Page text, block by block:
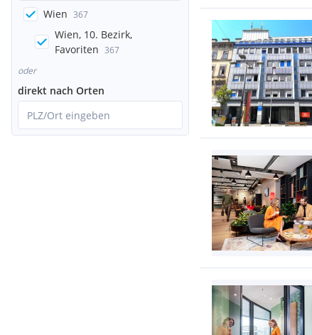
Wien 367
Wien, 10. Bezirk,
Favoriten 367
oder
direkt nach Orten
PLZ/Ort eingeben